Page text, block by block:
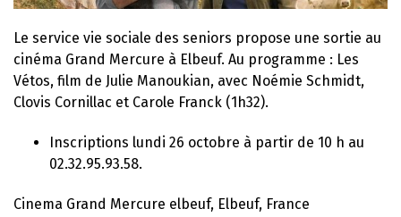
Le service vie sociale des seniors propose une sortie au
cinéma Grand Mercure à Elbeuf. Au programme : Les
Vétos, film de Julie Manoukian, avec Noémie Schmidt,
Clovis Cornillac et Carole Franck (1h32).
Inscriptions lundi 26 octobre à partir de 10 h au
02.32.95.93.58.
Cinema Grand Mercure elbeuf, Elbeuf, France